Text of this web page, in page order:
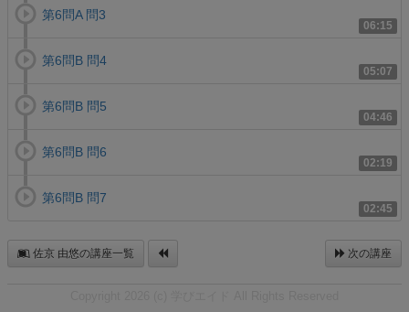
06:15
第6問A 問3
05:07
第6問B 問4
04:46
第6問B 問5
02:19
第6問B 問6
02:45
第6問B 問7
佐京 由悠の講座一覧 次の講座